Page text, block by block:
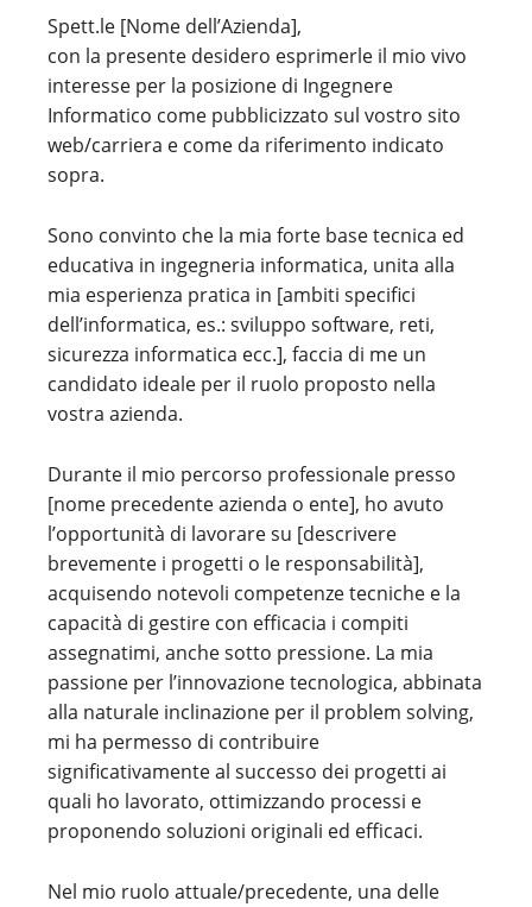
Spett.le [Nome dell’Azienda],
con la presente desidero esprimerle il mio vivo
interesse per la posizione di Ingegnere
Informatico come pubblicizzato sul vostro sito
web/carriera e come da riferimento indicato
sopra.
Sono convinto che la mia forte base tecnica ed
educativa in ingegneria informatica, unita alla
mia esperienza pratica in [ambiti specifici
dell’informatica, es.: sviluppo software, reti,
sicurezza informatica ecc.], faccia di me un
candidato ideale per il ruolo proposto nella
vostra azienda.
Durante il mio percorso professionale presso
[nome precedente azienda o ente], ho avuto
l’opportunità di lavorare su [descrivere
brevemente i progetti o le responsabilità],
acquisendo notevoli competenze tecniche e la
capacità di gestire con efficacia i compiti
assegnatimi, anche sotto pressione. La mia
passione per l’innovazione tecnologica, abbinata
alla naturale inclinazione per il problem solving,
mi ha permesso di contribuire
significativamente al successo dei progetti ai
quali ho lavorato, ottimizzando processi e
proponendo soluzioni originali ed efficaci.
Nel mio ruolo attuale/precedente, una delle